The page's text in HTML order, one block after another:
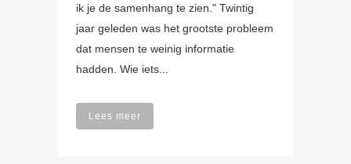
ik je de samenhang te zien." Twintig
jaar geleden was het grootste probleem
dat mensen te weinig informatie
hadden. Wie iets...
Lees meer